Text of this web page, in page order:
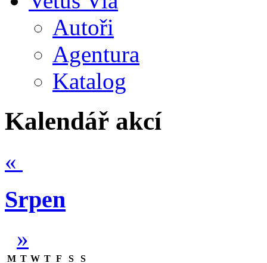
Autoři
Agentura
Katalog
Kalendář akcí
«
Srpen
»
M T W T F S
S